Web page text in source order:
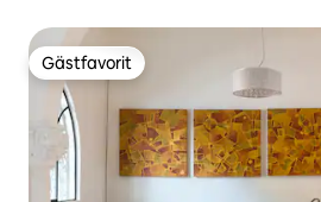
Gästfavorit
Gästfavorit